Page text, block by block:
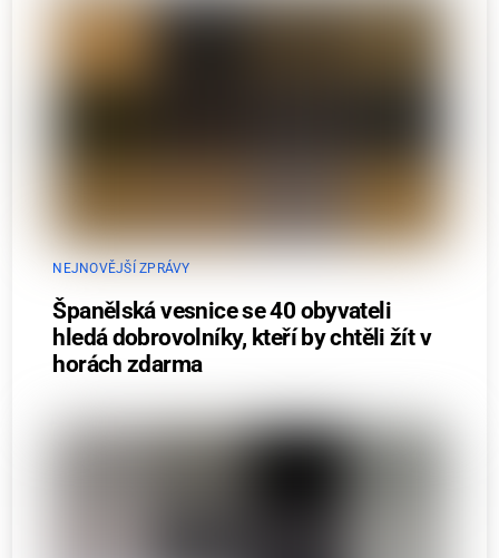
NEJNOVĚJŠÍ ZPRÁVY
Španělská vesnice se 40 obyvateli
hledá dobrovolníky, kteří by chtěli žít v
horách zdarma